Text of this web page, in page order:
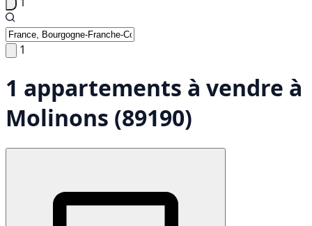
1
1 appartements à vendre à
Molinons (89190)